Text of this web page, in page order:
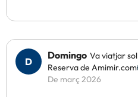
Domingo Va viatjar sol
Reserva de Amimir.com
De març 2026